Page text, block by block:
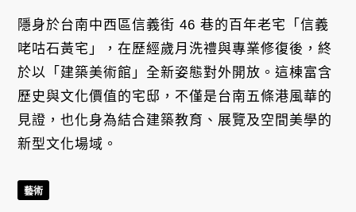
隱身於台南中西區信義街 46 巷的百年老宅「信義
咾咕石黃宅」，在歷經歲月洗禮與專業修復後，終
於以「建築美術館」全新姿態對外開放。這棟富含
歷史與文化價值的宅邸，不僅是台南五條港風華的
見證，也化身為結合建築教育、展覽及空間美學的
新型文化場域。
藝術